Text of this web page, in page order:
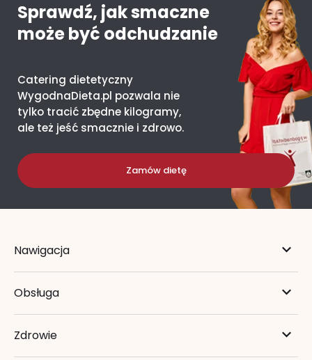
Sprawdź, jak smaczne
może być odchudzanie
Catering dietetyczny
WygodnaDieta.pl pozwala nie
tylko tracić zbędne kilogramy,
ale też jeść smacznie i zdrowo.
Zamów dietę
Nawigacja
Obsługa
Zdrowie